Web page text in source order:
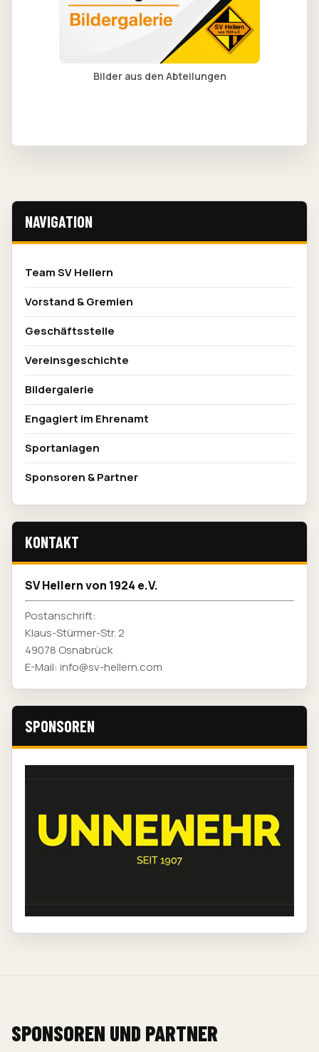
Bilder aus den Abteilungen
NAVIGATION
Team SV Hellern
Vorstand & Gremien
Geschäftsstelle
Vereinsgeschichte
Bildergalerie
Engagiert im Ehrenamt
Sportanlagen
Sponsoren & Partner
KONTAKT
SV Hellern von 1924 e.V.
Postanschrift:
Klaus-Stürmer-Str. 2
49078 Osnabrück
E-Mail: info@sv-hellern.com
SPONSOREN
SPONSOREN UND PARTNER